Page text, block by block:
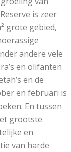
is zeer
grote gebied,
andere vele
en olifanten
en de
en februari is
En tussen
grootste
en
van harde